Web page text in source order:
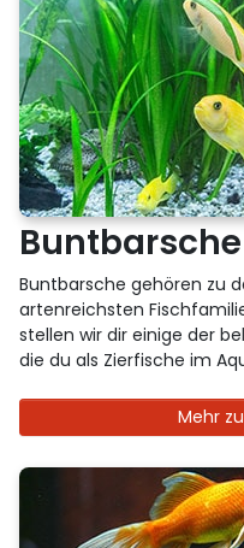
Buntbarsche
Buntbarsche gehören zu
artenreichsten
stellen wir dir einige der
die du als Zierfische im
Mehr